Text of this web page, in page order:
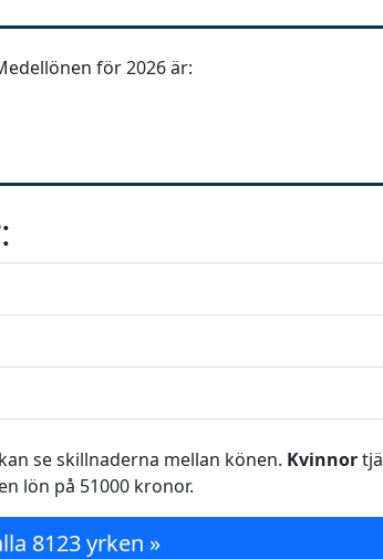
för 2026 är:
se skillnaderna mellan könen. Kvinnor
lön på 51000 kronor.
8123 yrken »